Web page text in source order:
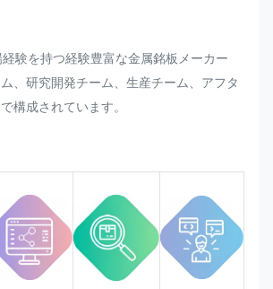
したら、可能な限り対応させていた
だきます。
プロセス全体で品質を監視および管
験を持つ経験豊富な金属銘板メーカー
、研究開発チーム、生産チーム、アフタ
構成されています。